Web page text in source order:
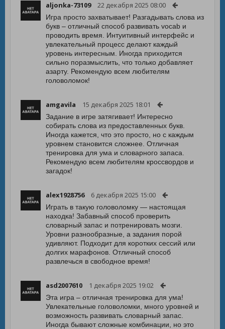
aljonka-73109 22 декабря 2025 08:00
Игра просто захватывает! Разгадывать слова из
букв – отличный способ развивать vocab и
проводить время. Интуитивный интерфейс и
увлекательный процесс делают каждый
уровень интересным. Иногда приходится
сильно поразмыслить, что только добавляет
азарту. Рекомендую всем любителям
головоломок!
amgavila 15 декабря 2025 18:01
Задание в игре затягивает! Интересно
собирать слова из предоставленных букв.
Иногда кажется, что это просто, но с каждым
уровнем становится сложнее. Отличная
тренировка для ума и словарного запаса.
Рекомендую всем любителям кроссвордов и
загадок!
alex1928756 6 декабря 2025 15:00
Играть в такую головоломку — настоящая
находка! Забавный способ проверить
словарный запас и потренировать мозги.
Уровни разнообразные, а задания порой
удивляют. Подходит для коротких сессий или
долгих марафонов. Отличный способ
развлечься в свободное время!
asd2007610 1 декабря 2025 19:02
Эта игра – отличная тренировка для ума!
Увлекательные головоломки, много уровней и
возможность развивать словарный запас.
Иногда бывают сложные комбинации, но это